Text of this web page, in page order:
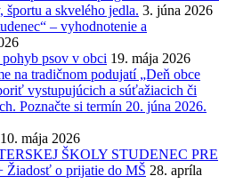
a skvelého jedla. 3. júna 2026
– vyhodnotenie a
psov v obci 19. mája 2026
na tradičnom podujatí „Deň obce
vystupujúcich a súťažiacich či
Poznačte si termín 20. júna 2026.
10. mája 2026
ŠKOLY STUDENEC PRE
Žiadosť o prijatie do MŠ 28. apríla